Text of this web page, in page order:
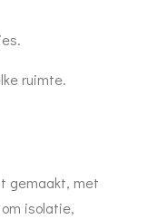
ruimte.
gemaakt, met
isolatie,